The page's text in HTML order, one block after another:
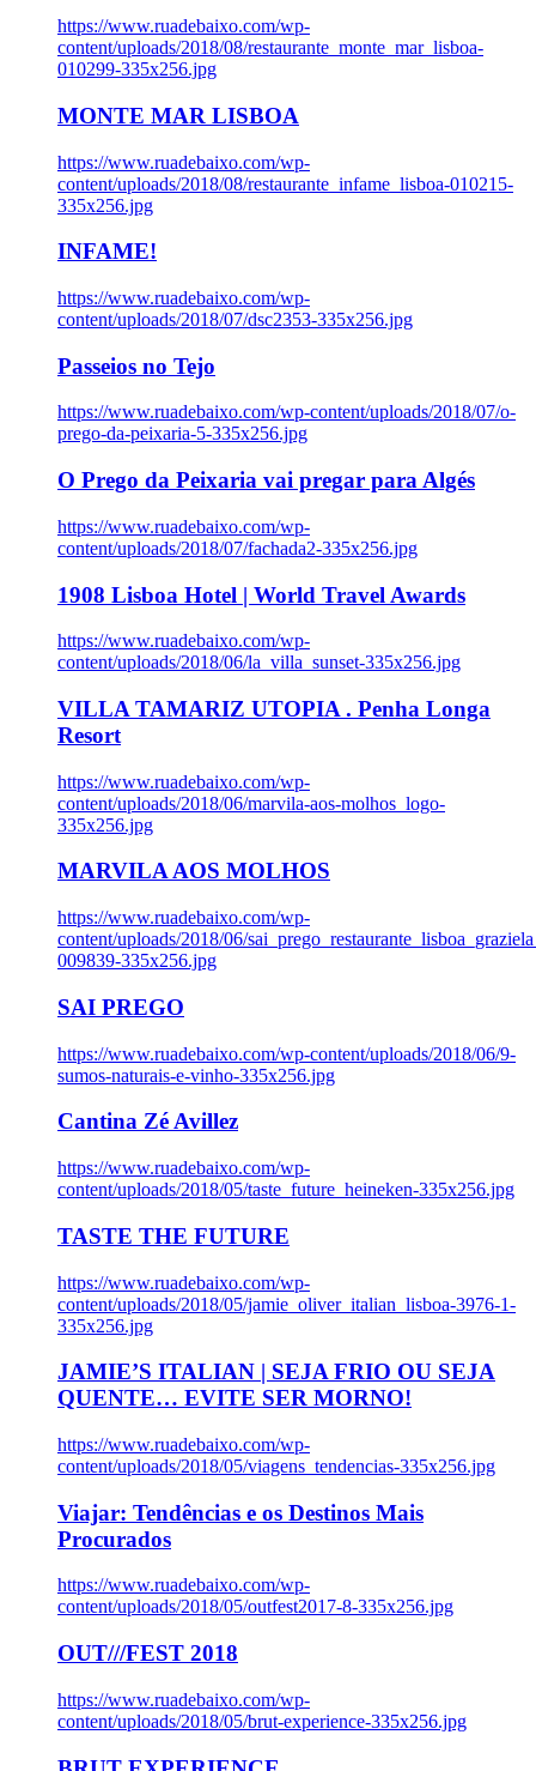
https://www.ruadebaixo.com/wp-
content/uploads/2018/08/restaurante_monte_mar_lisboa-
010299-335x256.jpg
MONTE MAR LISBOA
https://www.ruadebaixo.com/wp-
content/uploads/2018/08/restaurante_infame_lisboa-010215-
335x256.jpg
INFAME!
https://www.ruadebaixo.com/wp-
content/uploads/2018/07/dsc2353-335x256.jpg
Passeios no Tejo
https://www.ruadebaixo.com/wp-content/uploads/2018/07/o-
prego-da-peixaria-5-335x256.jpg
O Prego da Peixaria vai pregar para Algés
https://www.ruadebaixo.com/wp-
content/uploads/2018/07/fachada2-335x256.jpg
1908 Lisboa Hotel | World Travel Awards
https://www.ruadebaixo.com/wp-
content/uploads/2018/06/la_villa_sunset-335x256.jpg
VILLA TAMARIZ UTOPIA . Penha Longa
Resort
https://www.ruadebaixo.com/wp-
content/uploads/2018/06/marvila-aos-molhos_logo-
335x256.jpg
MARVILA AOS MOLHOS
https://www.ruadebaixo.com/wp-
content/uploads/2018/06/
009839-335x256.jpg
SAI PREGO
https://www.ruadebaixo.com/wp-content/uploads/2018/06/9-
sumos-naturais-e-vinho-335x256.jpg
Cantina Zé Avillez
https://www.ruadebaixo.com/wp-
content/uploads/2018/05/taste_future_heineken-335x256.jpg
TASTE THE FUTURE
https://www.ruadebaixo.com/wp-
content/uploads/2018/05/jamie_oliver_italian_lisboa-3976-1-
335x256.jpg
JAMIE’S ITALIAN | SEJA FRIO OU SEJA
QUENTE… EVITE SER MORNO!
https://www.ruadebaixo.com/wp-
content/uploads/2018/05/viagens_tendencias-335x256.jpg
Viajar: Tendências e os Destinos Mais
Procurados
https://www.ruadebaixo.com/wp-
content/uploads/2018/05/outfest2017-8-335x256.jpg
OUT///FEST 2018
https://www.ruadebaixo.com/wp-
content/uploads/2018/05/brut-experience-335x256.jpg